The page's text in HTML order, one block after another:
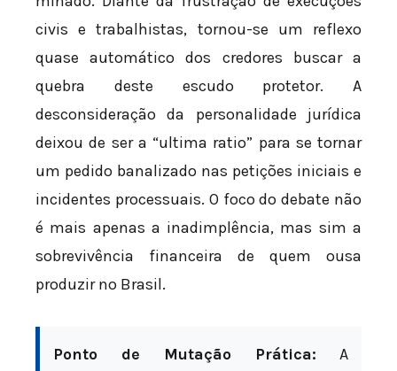
civis e trabalhistas, tornou-se um reflexo
quase automático dos credores buscar a
quebra deste escudo protetor. A
desconsideração da personalidade jurídica
deixou de ser a “ultima ratio” para se tornar
um pedido banalizado nas petições iniciais e
incidentes processuais. O foco do debate não
é mais apenas a inadimplência, mas sim a
sobrevivência financeira de quem ousa
produzir no Brasil.
Ponto de Mutação Prática: A